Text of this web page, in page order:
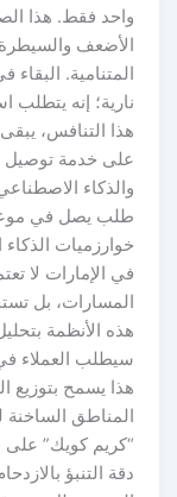
واحد فقط. هذا
الأضعف
المتنامية.
نارية؛ إنه
هذا التنافس،
والذكاء
طلب يصل في
خوارزميات
في الإمارات لا
المسارات، بل
هذه الأنظمة
سيطلب العملاء
هذا يسمح بتوزيع
المناطق الساخنة
“كريم كويك” على
دقة التنبؤ